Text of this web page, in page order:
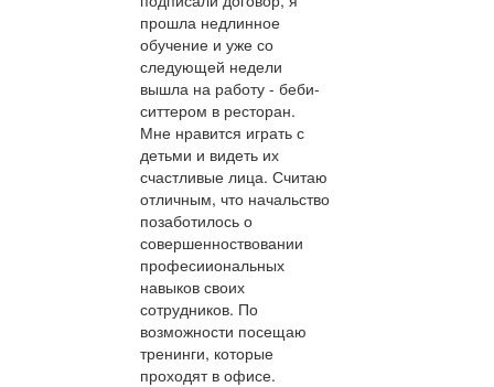
прошла недлинное
обучение и уже со
следующей недели
вышла на работу - беби-
ситтером в ресторан.
Мне нравится играть с
детьми и видеть их
счастливые лица. Считаю
отличным, что начальство
позаботилось о
совершенноствовании
професииональных
навыков своих
сотрудников. По
возможности посещаю
тренинги, которые
проходят в офисе.